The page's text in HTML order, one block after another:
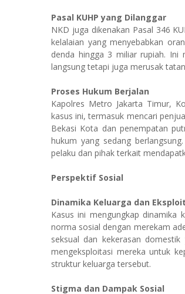
Pasal KUHP yang Dilanggar
NKD juga dikenakan Pasal 346
kelalaian yang menyebabkan
denda hingga 3 miliar rupiah. Ini
langsung tetapi juga merusak
Proses Hukum Berjalan
Kapolres Metro Jakarta Timur,
kasus ini, termasuk mencari
Bekasi Kota dan penempatan
hukum yang sedang
pelaku dan pihak terkait
Perspektif Sosial
Dinamika Keluarga dan
Kasus ini mengungkap
norma sosial dengan merekam
seksual dan kekerasan
mengeksploitasi mereka untuk
struktur keluarga tersebut.
Stigma dan Dampak Sosial